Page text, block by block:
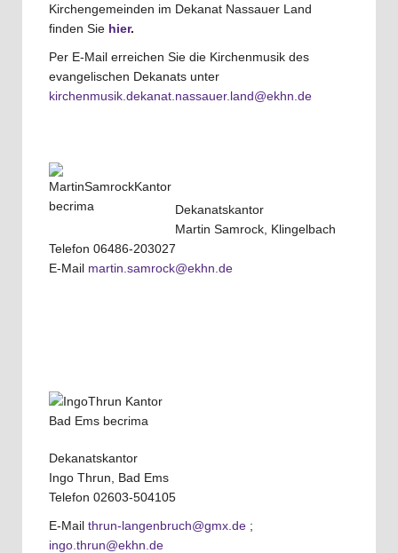
Kirchengemeinden im Dekanat Nassauer Land
finden Sie hier.
Per E-Mail erreichen Sie die Kirchenmusik des
evangelischen Dekanats unter
kirchenmusik.dekanat.nassauer.land@ekhn.de
Dekanatskantor
Martin Samrock, Klingelbach
Telefon 06486-203027
E-Mail martin.samrock@ekhn.de
Dekanatskantor
Ingo Thrun, Bad Ems
Telefon 02603-504105
E-Mail thrun-langenbruch@gmx.de ;
ingo.thrun@ekhn.de